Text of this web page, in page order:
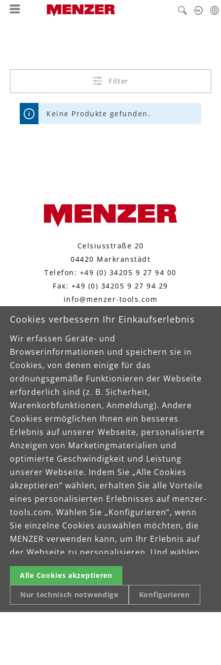
springen
Filter
Keine Produkte gefunden.
Celsiusstraße 20
04420 Markranstädt
Telefon: +49 (0) 34205 9 27 94 00
Fax: +49 (0) 34205 9 27 94 29
info@menzer-tools.com
Datenschutz
AGB
Cookies verbessern Ihr Einkaufserlebnis
Wir erfassen Geräte- und
Browserinformationen und speichern sie in
Cookies, von denen einige für das
ordnungsgemäße Funktionieren der Webseite
erforderlich sind (z. B. Sicherheit,
Warenkorbfunktionen, Anmeldung). Andere
Cookies ermöglichen Ihnen ein besseres
Erlebnis auf unserer Webseite, personalisierte
Anzeigen von Marketingmaterialien und
optimierte Geschwindigkeit und Leistung
unserer Webseite. Indem Sie „Alle Cookies
akzeptieren“ wählen, erhalten Sie alle Vorteile
eines personalisierten Erlebnisses auf menzer-
tools.com. Wählen Sie „Konfigurieren“, wenn
Sie einzelne Cookies auswählen möchten, die
MENZER verwenden kann, um Ihr Erlebnis auf
der Webseite zu personalisieren. Und wählen
Sie „Nur technisch notwendige“, wenn Sie die
Cookies ablehnen möchten, die eine optimierte
Erfahrung ermöglichen. Einige der Daten
werden an Dritte außerhalb der EU
Alle Cookies akzeptieren
Nur technisch notwendige Konfigurieren